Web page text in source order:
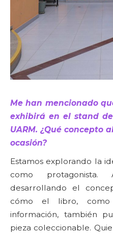
Me han mencionado
exhibirá en el stand
UARM. ¿Qué concepto
ocasión?
Estamos explorando la
como protagonista.
desarrollando el
cómo el libro, como
información, también
pieza coleccionable.